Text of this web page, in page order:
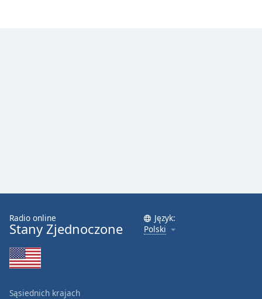
Radio online
Stany Zjednoczone
Język:
Polski
Sąsiednich krajach